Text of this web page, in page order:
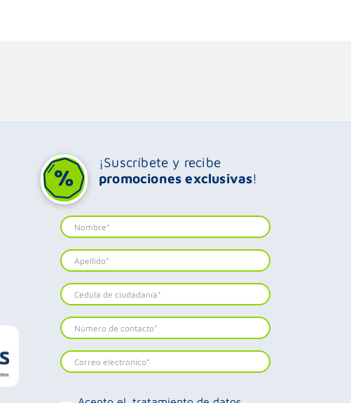
¡Suscríbete y recibe
promociones exclusivas!